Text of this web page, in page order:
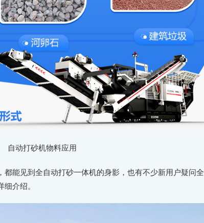
自动打砂机物料应用
能见到全自动打砂一体机的身影，也有不少新用户疑问全
介绍。